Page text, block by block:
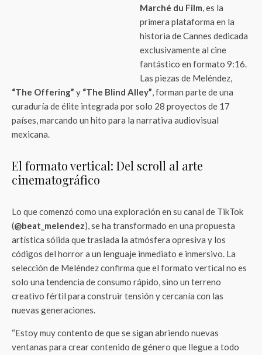
Marché du Film, es la
primera plataforma en la
historia de Cannes dedicada
exclusivamente al cine
fantástico en formato 9:16.
Las piezas de Meléndez,
“The Offering” y “The Blind Alley”, forman parte de una
curaduría de élite integrada por solo 28 proyectos de 17
países, marcando un hito para la narrativa audiovisual
mexicana.
El formato vertical: Del scroll al arte
cinematográfico
Lo que comenzó como una exploración en su canal de TikTok
(@beat_melendez), se ha transformado en una propuesta
artística sólida que traslada la atmósfera opresiva y los
códigos del horror a un lenguaje inmediato e inmersivo. La
selección de Meléndez confirma que el formato vertical no es
solo una tendencia de consumo rápido, sino un terreno
creativo fértil para construir tensión y cercanía con las
nuevas generaciones.
“Estoy muy contento de que se sigan abriendo nuevas
ventanas para crear contenido de género que llegue a todo